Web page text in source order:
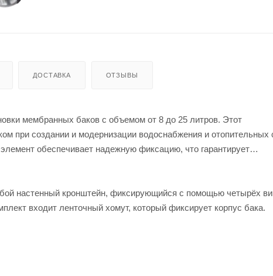
ДОСТАВКА ОТЗЫВЫ
мембранных баков с объемом от 8 до 25 литров. Этот
при создании и модернизации водоснабжения и отопительных
обеспечивает надежную фиксацию, что гарантирует
настенный кронштейн, фиксирующийся с помощью четырёх
входит ленточный хомут, который фиксирует корпус бака.